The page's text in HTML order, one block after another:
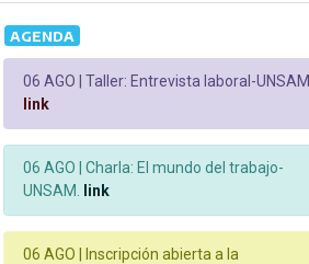
AGENDA
06 AGO |
Taller: Entrevista laboral-UNSAM.
link
06 AGO |
Charla: El mundo del trabajo-
UNSAM.
link
06 AGO |
Inscripción abierta a la